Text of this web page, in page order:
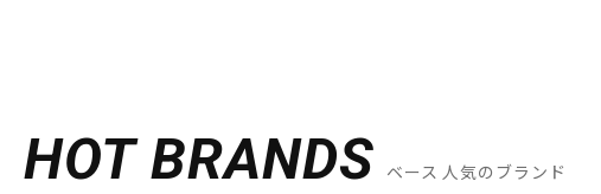
HOT BRANDS ベース 人気のブランド